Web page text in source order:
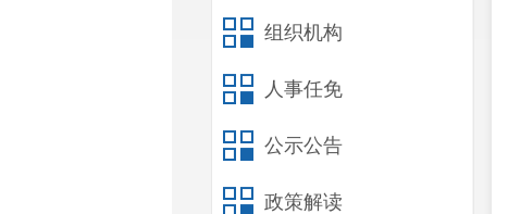
组织机构
人事任免
公示公告
政策解读